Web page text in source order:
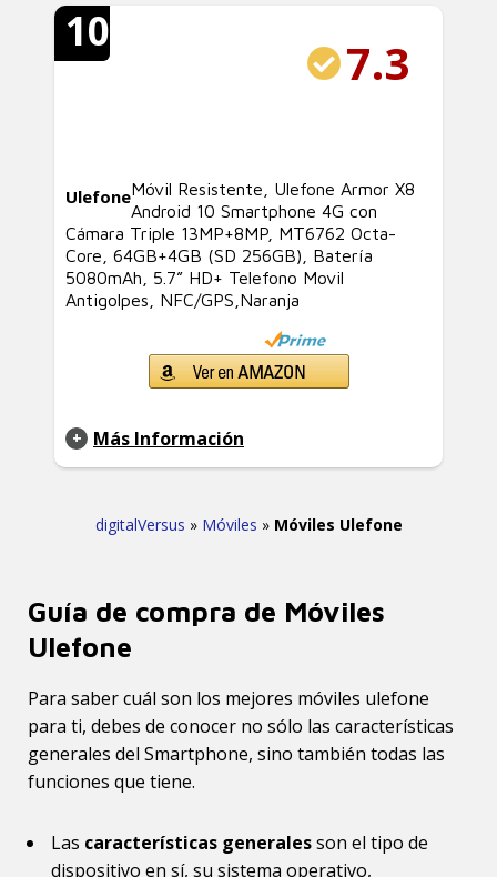
10
7.3
UlefoneMóvil Resistente, Ulefone Armor X8
Android 10 Smartphone 4G con
Cámara Triple 13MP+8MP, MT6762 Octa-
Core, 64GB+4GB (SD 256GB), Batería
5080mAh, 5.7” HD+ Telefono Movil
Antigolpes, NFC/GPS,Naranja
Más Información
digitalVersus » Móviles » Móviles Ulefone
Guía de compra de Móviles
Ulefone
Para saber cuál son los mejores móviles ulefone
para ti, debes de conocer no sólo las características
generales del Smartphone, sino también todas las
funciones que tiene.
Las características generalesson el tipo de
dispositivo en sí, su sistema operativo,